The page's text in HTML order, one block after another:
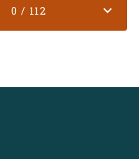
0 / 112 expand_more